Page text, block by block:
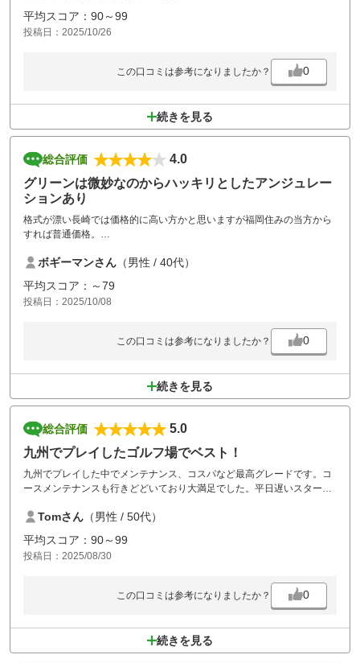
平均スコア：90～99
投稿日：2025/10/26
この口コミは参考になりましたか？ 0
続きを見る
総合評価
4.0
グリーンは微妙なのからハッキリとしたアンジュレー
ションあり
格式が漂い長崎では価格的に高い方かと思いますが福岡住みの当方から
すれば普通価格。
値を感じます。
詰め込んでないですしのんびりとコースを堪能できました。
グリーン上ではプレーヤー個々人が意識してピッチマークを直すように
心掛けましょう！
ボギーマンさん （男性 / 40代）
平均スコア：～79
投稿日：2025/10/08
この口コミは参考になりましたか？ 0
続きを見る
総合評価
5.0
九州でプレイしたゴルフ場でベスト！
九州でプレイした中でメンテナンス、コスパなど最高グレードです。コ
ースメンテナンスも行きどどいており大満足でした。平日遅いスタート
す。何度でもプレイしたい素晴らしいコースでした！
Tomさん （男性 / 50代）
平均スコア：90～99
投稿日：2025/08/30
この口コミは参考になりましたか？ 0
続きを見る